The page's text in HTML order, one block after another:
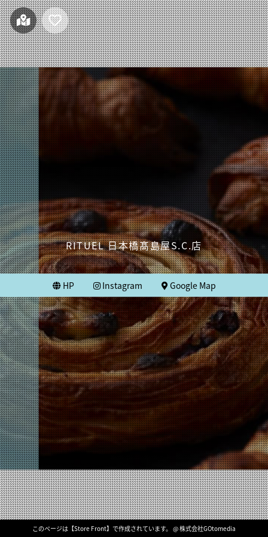
RITUEL 日本橋髙島屋S.C.店
HP Instagram Google Map
このページは【Store Front】で作成されています。 @ 株式会社GOtomedia